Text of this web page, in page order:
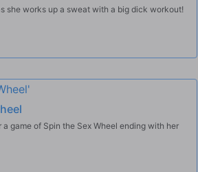
she works up a sweat with a big dick workout!
game of Spin the Sex Wheel ending with her